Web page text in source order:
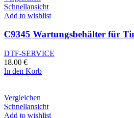
Schnellansicht
Add to wishlist
C9345 Wartungsbehälter für
DTF-SERVICE
18.00 €
In den Korb
Vergleichen
Schnellansicht
Add to wishlist